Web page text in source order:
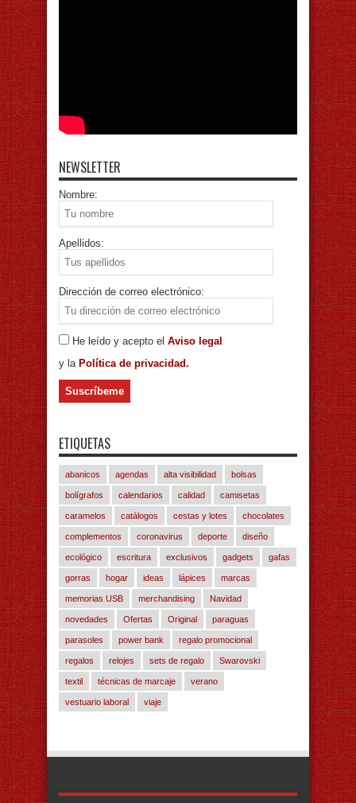
NEWSLETTER
Nombre:
Apellidos:
Dirección de correo electrónico:
He leído y acepto el Aviso legal
y la Política de privacidad.
ETIQUETAS
abanicos agendas alta visibilidad bolsas
bolígrafos calendarios calidad camisetas
caramelos catálogos cestas y lotes chocolates
complementos coronavirus deporte diseño
ecológico escritura exclusivos gadgets gafas
gorras hogar ideas lápices marcas
memorias USB merchandising Navidad
novedades Ofertas Original paraguas
parasoles power bank regalo promocional
regalos relojes sets de regalo Swarovski
textil técnicas de marcaje verano
vestuario laboral viaje